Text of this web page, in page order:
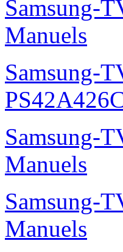
Samsung-
Manuels
Samsung-
Samsung-
Manuels
Samsung-
Manuels